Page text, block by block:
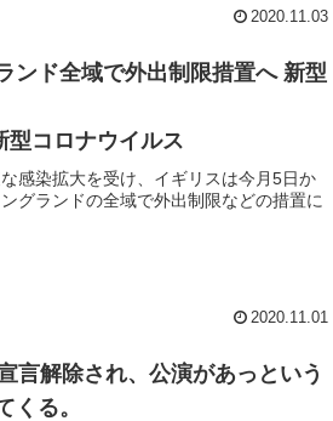
2020.11.03
ンド全域で外出制限措置へ 新型
コロナウイルス
感染拡大を受け、イギリスは今月5日か
グランドの全域で外出制限などの措置に
2020.11.01
言解除され、公演があっという
くる。